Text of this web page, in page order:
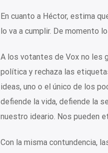
En cuanto a Héctor, estima
lo va a cumplir. De momento
A los votantes de Vox no les
política y rechaza las
ideas, uno o el único de los
defiende la vida, defiende la
nuestro ideario. Nos pueden
Con la misma contundencia,